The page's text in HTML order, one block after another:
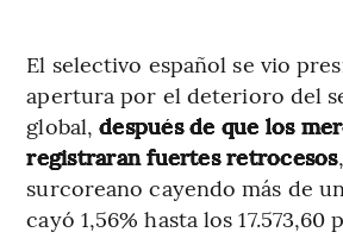
El selectivo español se vio
apertura por el deterioro del
global,después de que los
registraran fuertes retrocesos
surcoreano cayendo más de
cayó 1,56% hasta los 17.573,60